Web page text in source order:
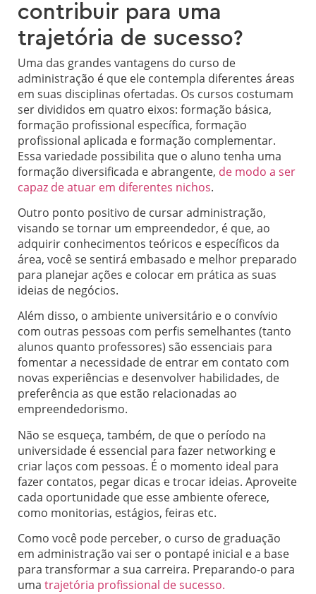
contribuir para uma
trajetória de sucesso?
Uma das grandes vantagens do curso de
administração é que ele contempla diferentes áreas
em suas disciplinas ofertadas. Os cursos costumam
ser divididos em quatro eixos: formação básica,
formação profissional específica, formação
profissional aplicada e formação complementar.
Essa variedade possibilita que o aluno tenha uma
formação diversificada e abrangente, de modo a ser
capaz de atuar em diferentes nichos.
Outro ponto positivo de cursar administração,
visando se tornar um empreendedor, é que, ao
adquirir conhecimentos teóricos e específicos da
área, você se sentirá embasado e melhor preparado
para planejar ações e colocar em prática as suas
ideias de negócios.
Além disso, o ambiente universitário e o convívio
com outras pessoas com perfis semelhantes (tanto
alunos quanto professores) são essenciais para
fomentar a necessidade de entrar em contato com
novas experiências e desenvolver habilidades, de
preferência as que estão relacionadas ao
empreendedorismo.
Não se esqueça, também, de que o período na
universidade é essencial para fazer networking e
criar laços com pessoas. É o momento ideal para
fazer contatos, pegar dicas e trocar ideias. Aproveite
cada oportunidade que esse ambiente oferece,
como monitorias, estágios, feiras etc.
Como você pode perceber, o curso de graduação
em administração vai ser o pontapé inicial e a base
para transformar a sua carreira. Preparando-o para
uma trajetória profissional de sucesso.